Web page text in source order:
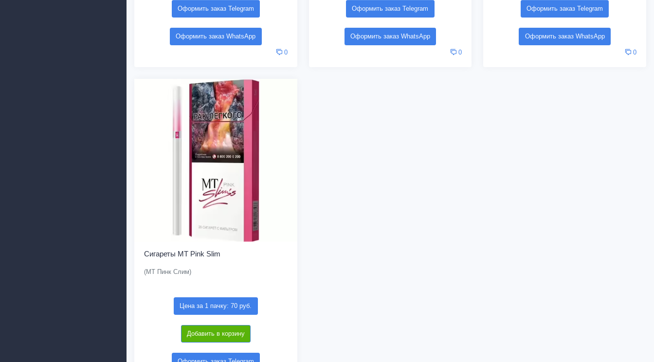
Оформить заказ Telegram
Оформить заказ WhatsApp
0
Оформить заказ Telegram
Оформить заказ WhatsApp
0
Оформить заказ Telegram
Оформить заказ WhatsApp
0
Сигареты MT Pink Slim
(МТ Пинк Слим)
Цена за 1 пачку: 70 руб.
Добавить в корзину